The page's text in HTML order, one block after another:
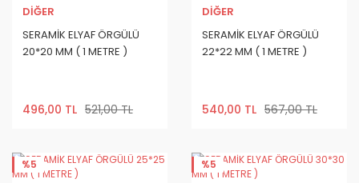
DİĞER
SERAMİK ELYAF ÖRGÜLÜ
20*20 MM ( 1 METRE )
496,00 TL 521,00 TL
DİĞER
SERAMİK ELYAF ÖRGÜLÜ
22*22 MM ( 1 METRE )
540,00 TL 567,00 TL
%5 %5